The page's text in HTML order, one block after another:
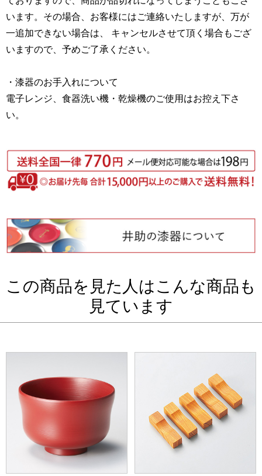
います。その場合、お客様にはご連絡いたしますが、万が
一追加できない場合は、 キャンセルさせて頂く場合もござ
いますので、予めご了承ください。
・漆器のお手入れについて
電子レンジ、食器洗い機・乾燥機のご使用はお控え下さ
い。
この商品を見た人はこんな商品も
見ています